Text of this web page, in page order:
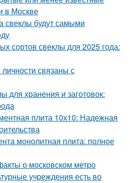
в Москве
свеклы будут самыми
сортов свеклы для 2025 года:
личности связаны с
для хранения и заготовок:
плита 10х10: Надежная
монолитная плита: полное
о московском метро
учреждения есть во